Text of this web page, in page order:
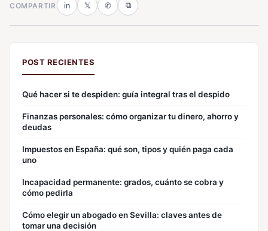
COMPARTIR in 𝕏 ✆ ⧉
POST RECIENTES
Qué hacer si te despiden: guía integral tras el despido
Finanzas personales: cómo organizar tu dinero, ahorro y
deudas
Impuestos en España: qué son, tipos y quién paga cada
uno
Incapacidad permanente: grados, cuánto se cobra y
cómo pedirla
Cómo elegir un abogado en Sevilla: claves antes de
tomar una decisión